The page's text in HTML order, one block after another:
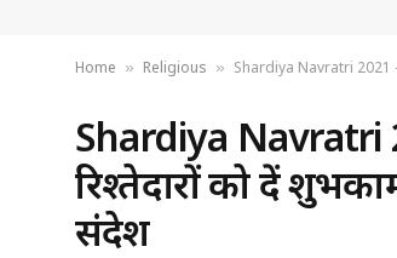
Home » Religious » Shardiya Navratri 2021 –
Shardiya Navratri
रिश्तेदारों को दें
संदेश